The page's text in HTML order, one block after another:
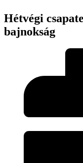
Hétvégi
bajnokság